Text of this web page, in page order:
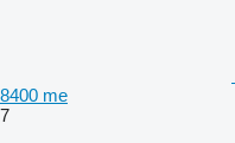
8400 me
7